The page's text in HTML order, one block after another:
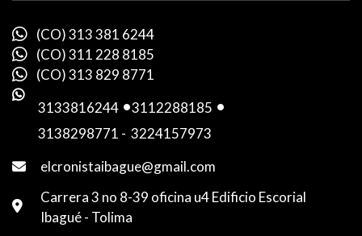
(CO) 313 381 6244
(CO) 311 228 8185
(CO) 313 829 8771
3133816244 -3112288185 -
3138298771 - 3224157973
elcronistaibague@gmail.com
Carrera 3 no 8-39 oficina u4 Edificio Escorial
Ibagué - Tolima